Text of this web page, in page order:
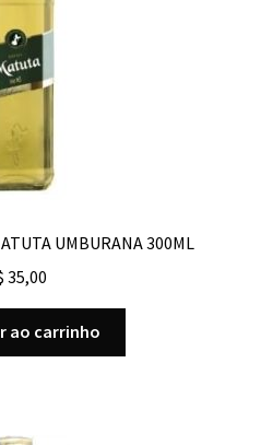
UMBURANA 300ML
35,00
ao carrinho